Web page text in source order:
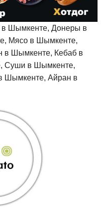
в Шымкенте, Донеры в
Мясо в Шымкенте,
в Шымкенте, Кебаб в
Суши в Шымкенте,
Шымкенте, Айран в